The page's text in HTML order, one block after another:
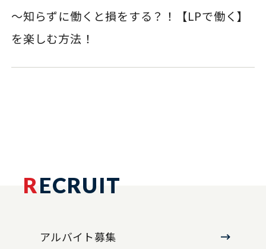
～知らずに働くと損をする？！【LPで働く】
を楽しむ方法！
RECRUIT
アルバイト募集